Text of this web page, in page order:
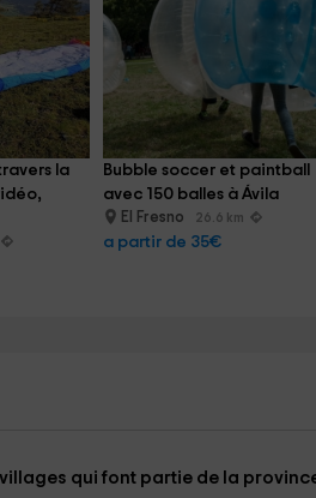
la
Bubble soccer et paintball
avec 150 balles à Ávila
El Fresno 26.6 km
a partir de 35€
qui font partie de la